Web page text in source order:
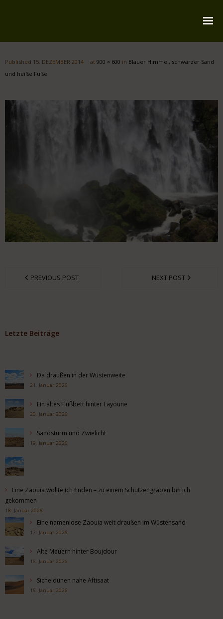
Über mich
Published 15. DEZEMBER 2014 at 900 × 600 in Blauer Himmel, schwarzer Sand
und heiße Füße
PREVIOUS POST NEXT POST
Letzte Beiträge
Da draußen in der Wüstenweite
21. Januar 2026
Ein altes Flußbett hinter Layoune
20. Januar 2026
Sandsturm und Zwielicht
19. Januar 2026
Eine Zaouia wollte ich finden – zu einem Schützengraben bin ich
gekommen
18. Januar 2026
Eine namenlose Zaouia weit draußen im Wüstensand
17. Januar 2026
Alte Mauern hinter Boujdour
16. Januar 2026
Sicheldünen nahe Aftisaat
15. Januar 2026